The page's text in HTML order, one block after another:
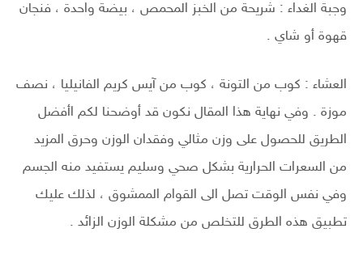
وجبة الغداء : شريحة من الخبز المحمص ، بيضة واحدة ، فنجان
قهوة أو شاي .
العشاء : كوب من التونة ، كوب من آيس كريم الفانيليا ، نصف
موزة . وفي نهاية هذا المقال نكون قد أوضحنا لكم اأفضل
الطريق للحصول على وزن مثالي وفقدان الوزن وحرق المزيد
من السعرات الحرارية بشكل صحي وسليم يستفيد منه الجسم
وفي نفس الوقت تصل الى القوام الممشوق ، لذلك عليك
تطبيق هذه الطرق للتخلص من مشكلة الوزن الزائد .